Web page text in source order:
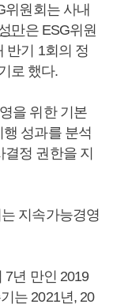
위원회는 사내
만은 ESG위원
반기 1회의 정
로 했다.
을 위한 기본
성과를 분석
결정 권한을 지
지속가능경영
7년 만인 2019
는 2021년, 20